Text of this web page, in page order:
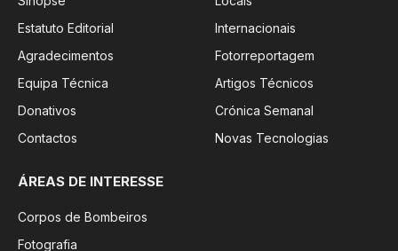
Estatuto Editorial
Agradecimentos
Equipa Técnica
Donativos
Contactos
Internacionais
Fotorreportagem
Artigos Técnicos
Crónica Semanal
Novas Tecnologias
ÁREAS DE INTERESSE
Corpos de Bombeiros
Fotografia